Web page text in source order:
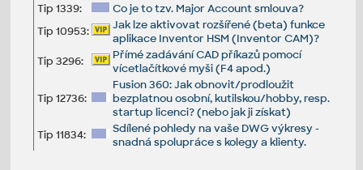
Tip 1339:
Co je to tzv. Major Account smlouva?
Tip 10953:
Jak lze aktivovat rozšířené (beta) funkce
aplikace Inventor HSM (Inventor CAM)?
Tip 3296:
Přímé zadávání CAD příkazů pomocí
vícetlačítkové myši (F4 apod.)
Tip 12736:
Fusion 360: Jak obnovit/prodloužit
bezplatnou osobní, kutilskou/hobby, resp.
startup licenci? (nebo jak ji získat)
Tip 11834:
Sdílené pohledy na vaše DWG výkresy -
snadná spolupráce s kolegy a klienty.